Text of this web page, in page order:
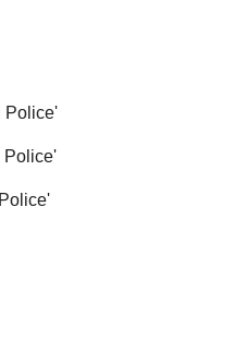
Police'
Police'